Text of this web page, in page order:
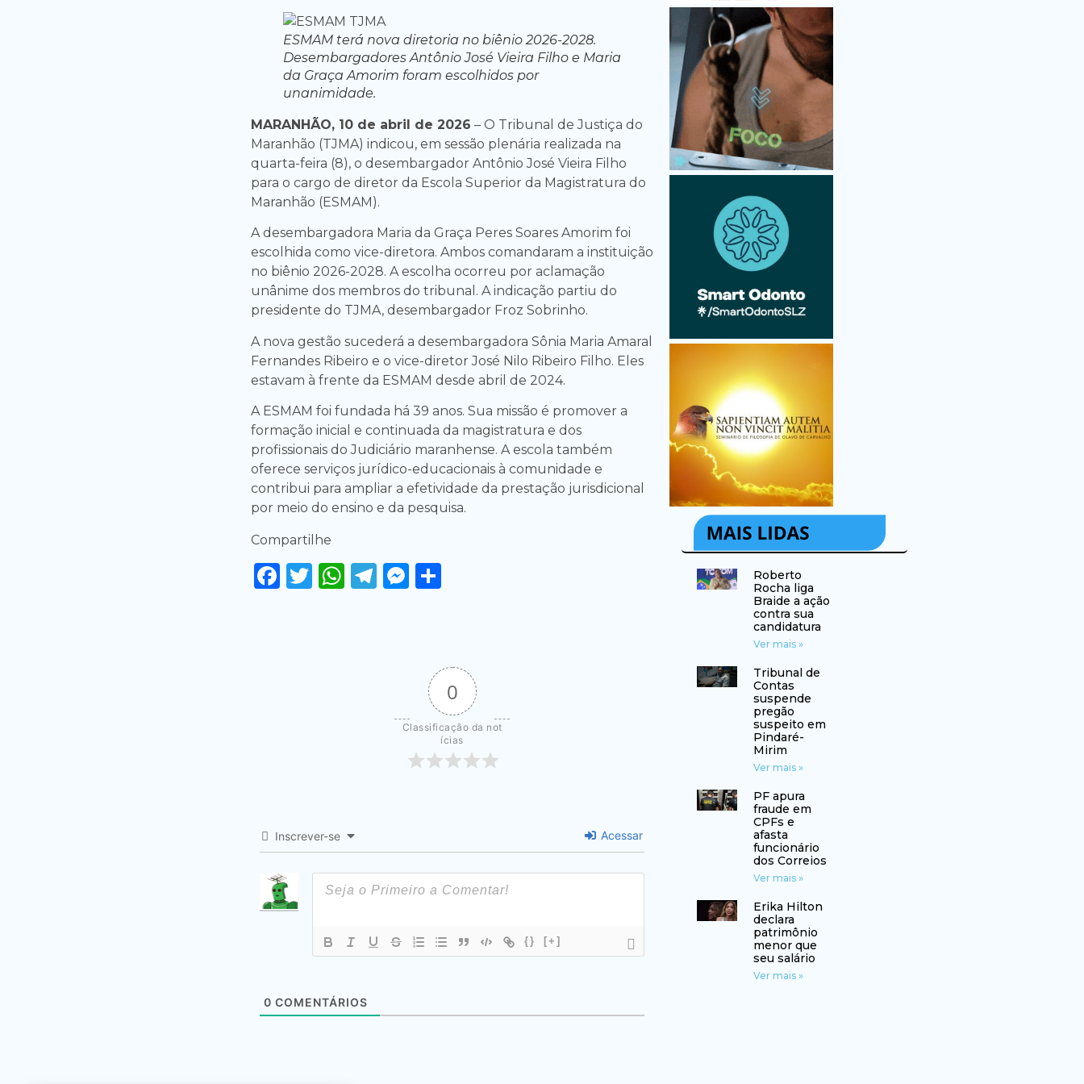
ESMAM terá nova diretoria no biênio 2026-2028.
Desembargadores Antônio José Vieira Filho e Maria
da Graça Amorim foram escolhidos por
unanimidade.
MARANHÃO, 10 de abril de 2026 – O Tribunal de Justiça do
Maranhão (TJMA) indicou, em sessão plenária realizada na
quarta-feira (8), o desembargador Antônio José Vieira Filho
para o cargo de diretor da Escola Superior da Magistratura do
Maranhão (ESMAM).
A desembargadora Maria da Graça Peres Soares Amorim foi
escolhida como vice-diretora. Ambos comandaram a instituição
no biênio 2026-2028. A escolha ocorreu por aclamação
unânime dos membros do tribunal. A indicação partiu do
presidente do TJMA, desembargador Froz Sobrinho.
A nova gestão sucederá a desembargadora Sônia Maria Amaral
Fernandes Ribeiro e o vice-diretor José Nilo Ribeiro Filho. Eles
estavam à frente da ESMAM desde abril de 2024.
A ESMAM foi fundada há 39 anos. Sua missão é promover a
formação inicial e continuada da magistratura e dos
profissionais do Judiciário maranhense. A escola também
oferece serviços jurídico-educacionais à comunidade e
contribui para ampliar a efetividade da prestação jurisdicional
por meio do ensino e da pesquisa.
Compartilhe
Facebook
Twitter
WhatsApp
Telegram
Messenger
0
Classificação da not
ícias
Inscrever-se Acessar
{} [+]
0 COMENTÁRIOS
Roberto
Rocha liga
Braide a ação
contra sua
candidatura
Ver mais »
Tribunal de
Contas
suspende
pregão
suspeito em
Pindaré-
Mirim
Ver mais »
PF apura
fraude em
CPFs e
afasta
funcionário
dos Correios
Ver mais »
Erika Hilton
declara
patrimônio
menor que
seu salário
Ver mais »